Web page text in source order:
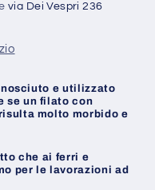
via Dei Vespri 236
e utilizzato
se un filato con
molto morbido e
che ai ferri e
per le lavorazioni ad